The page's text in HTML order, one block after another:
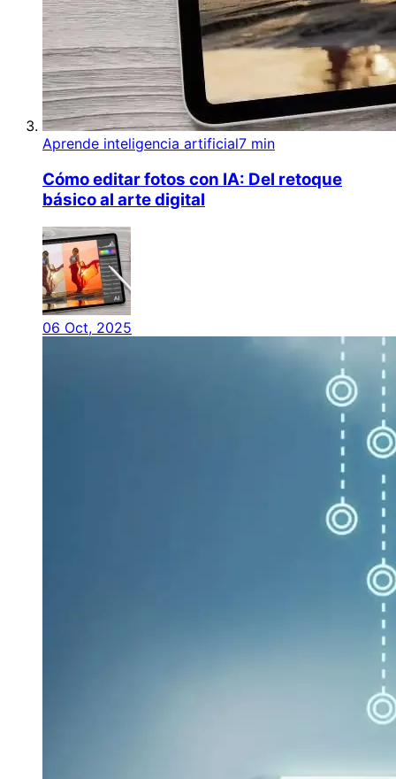
Aprende inteligencia artificial7 min
Cómo editar fotos con IA: Del retoque
básico al arte digital
06 Oct, 2025